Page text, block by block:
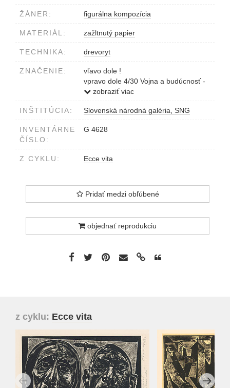
ŽÁNER: figurálna kompozícia
MATERIÁL: zažltnutý papier
TECHNIKA: drevoryt
ZNAČENIE:
vľavo dole !
vpravo dole 4/30 Vojna a budúcnosť -
Szabó - 1963 z cyklu 'Ecce vita'
zobraziť viac
INŠTITÚCIA: Slovenská národná galéria, SNG
INVENTÁRNE
ČÍSLO:
G 4628
Z CYKLU: Ecce vita
Pridať medzi obľúbené
objednať reprodukciu
z cyklu: Ecce vita